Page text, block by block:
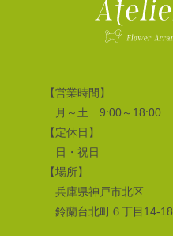
【営業時間】
月～土 9:00～18:00
【定休日】
日・祝日
【場所】
兵庫県神戸市北区
鈴蘭台北町６丁目14-18